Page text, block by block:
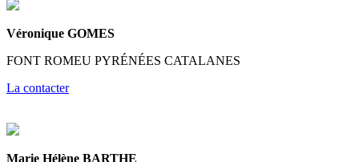
Véronique GOMES
FONT ROMEU PYRÉNÉES CATALANES
La contacter
Marie Hélène BARTHE